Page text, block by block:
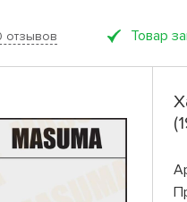
отзывов Товар